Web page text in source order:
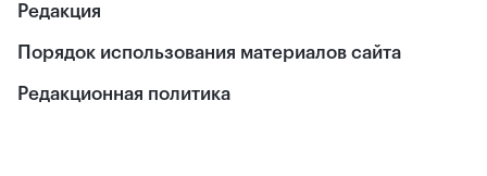
Редакция
Порядок использования материалов сайта
Редакционная политика